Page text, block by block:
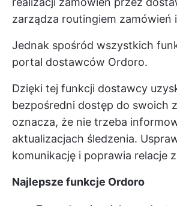
zarządza routingiem zamówień
Jednak spośród wszystkich
portal dostawców Ordoro.
Dzięki tej funkcji dostawcy
bezpośredni dostęp do swoich
oznacza, że nie trzeba
aktualizacjach śledzenia.
komunikację i poprawia relacje
Najlepsze funkcje Ordoro